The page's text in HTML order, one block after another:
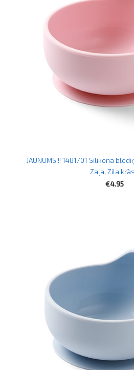
JAUNUMS!!! 1481/01 Silikona
Zaļa, Zila
€4.95